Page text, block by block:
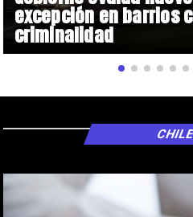
excepción en barrios
criminalidad